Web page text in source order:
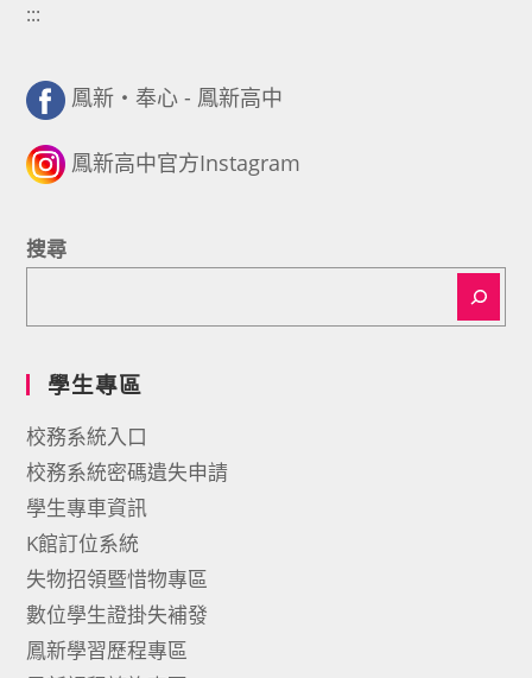
:::
鳳新・奉心 - 鳳新高中
鳳新高中官方Instagram
搜尋
學生專區
校務系統入口
校務系統密碼遺失申請
學生專車資訊
K館訂位系統
失物招領暨惜物專區
數位學生證掛失補發
鳳新學習歷程專區